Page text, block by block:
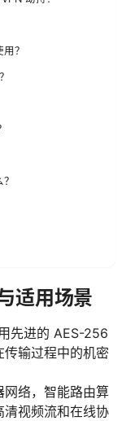
？
适用场景
先进的 AES-256
输过程中的机密
网络，智能路由算
清视频流和在线协